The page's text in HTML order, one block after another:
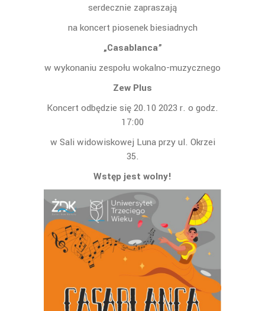
serdecznie zapraszają
na koncert piosenek biesiadnych
„Casablanca”
w wykonaniu zespołu wokalno-muzycznego
Zew Plus
Koncert odbędzie się 20.10 2023 r. o godz.
17:00
w Sali widowiskowej Luna przy ul. Okrzei
35.
Wstęp jest wolny!